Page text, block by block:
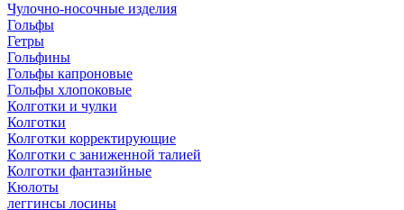
Чулочно-носочные изделия
Гольфы
Гетры
Гольфины
Гольфы капроновые
Гольфы хлопоковые
Колготки и чулки
Колготки
Колготки корректирующие
Колготки с заниженной талией
Колготки фантазийные
Кюлоты
леггинсы лосины